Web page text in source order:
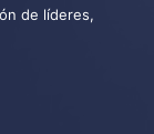
de líderes,